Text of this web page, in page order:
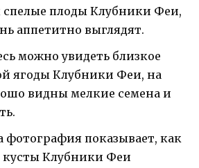
плоды Клубники Феи,
аппетитно выглядят.
можно увидеть близкое
ягоды Клубники Феи, на
видны мелкие семена и
фотография показывает, как
Клубники Феи